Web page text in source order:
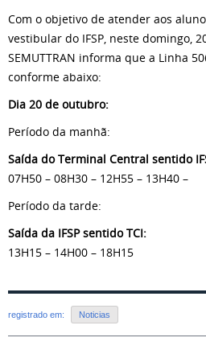
Com o objetivo de atender aos
vestibular do IFSP, neste domingo,
SEMUTTRAN informa que a Linha
conforme abaixo:
Dia 20 de outubro:
Período da manhã:
Saída do Terminal Central sentido
07H50 – 08H30 – 12H55 – 13H40 –
Período da tarde:
Saída da IFSP sentido TCI:
13H15 – 14H00 – 18H15
registrado em: Noticias